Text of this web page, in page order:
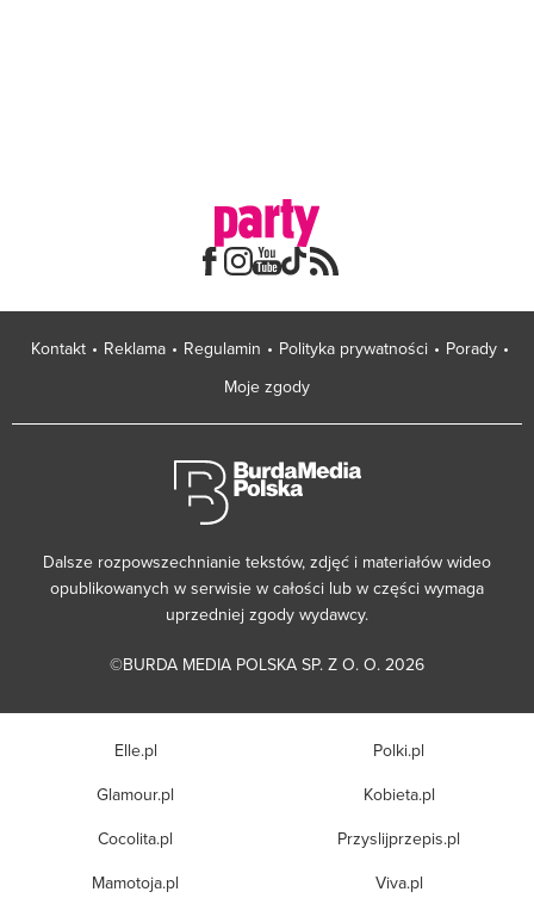
Kontakt Reklama Regulamin Polityka prywatności
Porady
Moje zgody
Dalsze rozpowszechnianie tekstów, zdjęć i materiałów wideo
opublikowanych w serwisie w całości lub w części wymaga
uprzedniej zgody wydawcy.
©BURDA MEDIA POLSKA SP. Z O. O. 2026
Elle.pl
Glamour.pl
Cocolita.pl
Mamotoja.pl
Polki.pl
Kobieta.pl
Przyslijprzepis.pl
Viva.pl